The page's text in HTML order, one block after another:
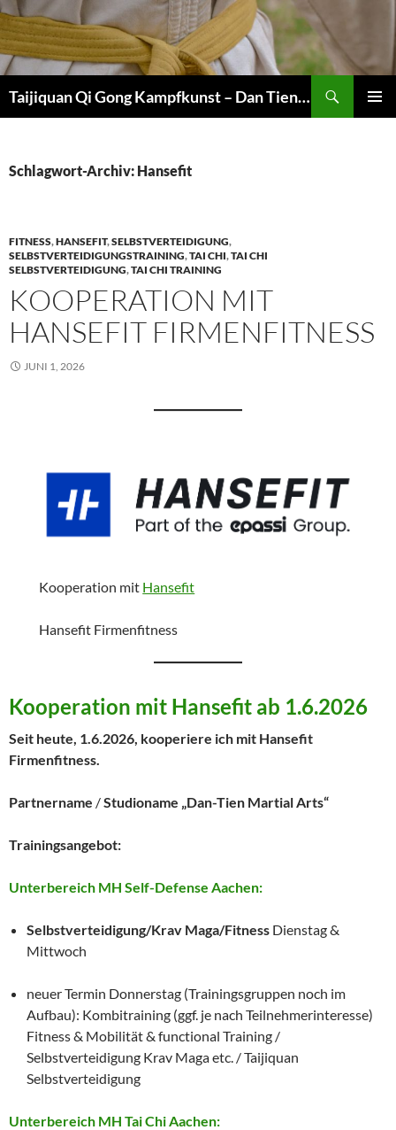
Zum
Inhalt
springen
Taijiquan Qi Gong Kampfkunst – Dan Tien Martial Arts
Schlagwort-Archiv: Hansefit
FITNESS,HANSEFIT,SELBSTVERTEIDIGUNG,
SELBSTVERTEIDIGUNGSTRAINING,TAI CHI,TAI CHI
SELBSTVERTEIDIGUNG,TAI CHI TRAINING
KOOPERATION MIT
HANSEFIT FIRMENFITNESS
JUNI 1, 2026
Kooperation mit Hansefit
Hansefit Firmenfitness
Kooperation mit Hansefit ab 1.6.2026
Seit heute, 1.6.2026, kooperiere ich mit Hansefit
Firmenfitness.
Partnername /Studioname „Dan-Tien Martial Arts“
Trainingsangebot:
Unterbereich MH Self-Defense Aachen:
Selbstverteidigung/Krav Maga/Fitness Dienstag &
Mittwoch
neuer Termin Donnerstag (Trainingsgruppen noch im
Aufbau): Kombitraining (ggf. je nach Teilnehmerinteresse)
Fitness & Mobilität & functional Training /
Selbstverteidigung Krav Maga etc. / Taijiquan
Selbstverteidigung
Unterbereich MH Tai Chi Aachen: